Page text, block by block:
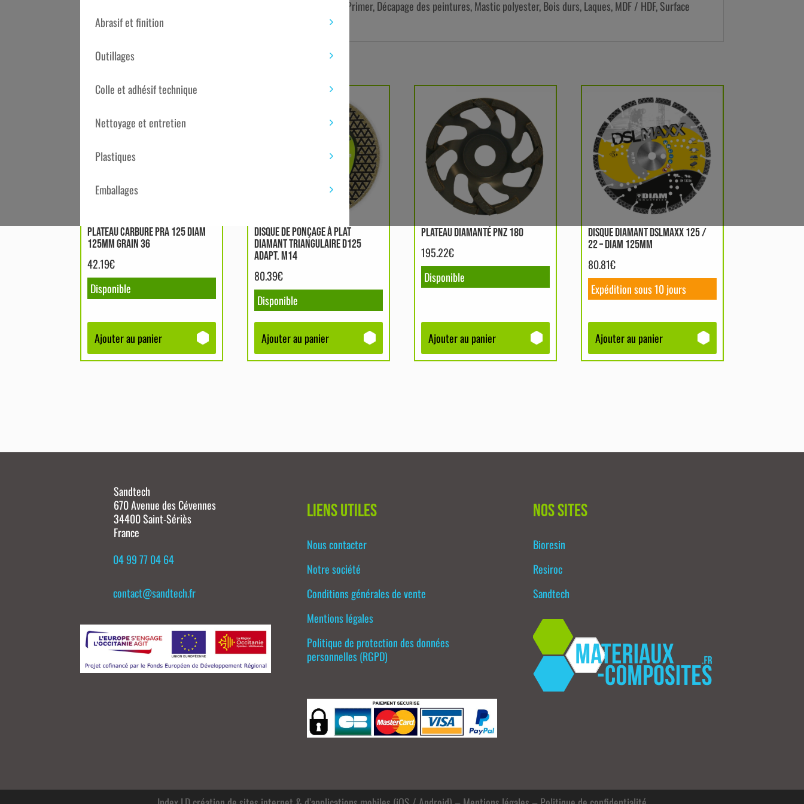
Abrasif et finition
Outillages
Colle et adhésif technique
Nettoyage et entretien
Plastiques
Emballages
Acier, Acier doux / Acier carbone, Placage, Matières plastiques, Primer, Décapage des peintures, Mastic polyester, Bois durs, Laques, MDF / HDF, Surface
solide, Acier inoxydable
Produits similaires
PLATEAU CARBURE PRA 125 DIAM
125MM GRAIN 36
42.19€
Disponible
Ajouter au panier
DISQUE DE PONÇAGE À PLAT
DIAMANT TRIANGULAIRE D125
ADAPT. M14
80.39€
Disponible
Ajouter au panier
PLATEAU DIAMANTÉ PNZ 180
195.22€
Disponible
Ajouter au panier
DISQUE DIAMANT DSLMAXX 125 /
22 – DIAM 125MM
80.81€
Expédition sous 10 jours
Ajouter au panier
Sandtech
670 Avenue des Cévennes
34400 Saint-Sériès
France
04 99 77 04 64
contact@sandtech.fr
Liens utiles
Nous contacter
Notre société
Conditions générales de vente
Mentions légales
Politique de protection des données
personnelles (RGPD)
Nos sites
Bioresin
Resiroc
Sandtech